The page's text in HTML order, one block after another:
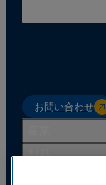
お問い合わせ
製品